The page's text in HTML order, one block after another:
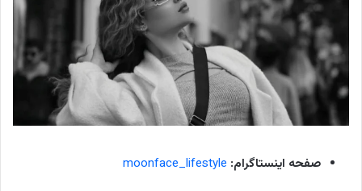
صفحه اینستاگرام: moonface_lifestyle